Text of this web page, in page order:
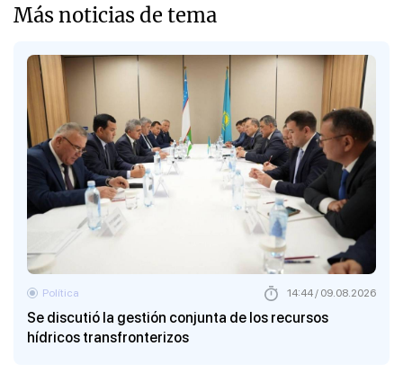
Más noticias de tema
Se discutió la gestión conjunta de los recursos
hídricos transfronterizos
Política 14:44 / 09.08.2026